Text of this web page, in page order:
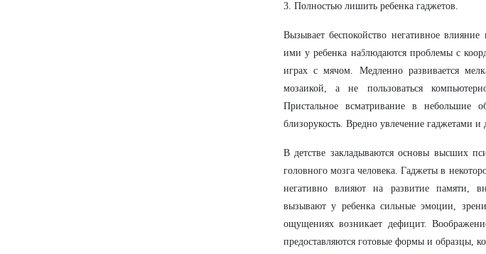
3. Полностью лишить ребенка гаджетов.
Вызывает беспокойство негативное
ими у ребенка наблюдаются проблемы с
играх с мячом. Медленно развивается
мозаикой, а не пользоваться
Пристальное всматривание в небольшие
близорукость. Вредно увлечение гаджетами и
В детстве закладываются основы высших
головного мозга человека. Гаджеты в
негативно влияют на развитие памяти,
вызывают у ребенка сильные эмоции,
ощущениях возникает дефицит.
предоставляются готовые формы и образцы,